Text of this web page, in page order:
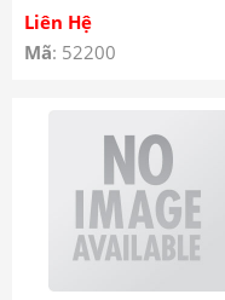
Màn Hình Redmi Note 10
Pro 4G liền keo OCA
Liên Hệ
Mã: 52200